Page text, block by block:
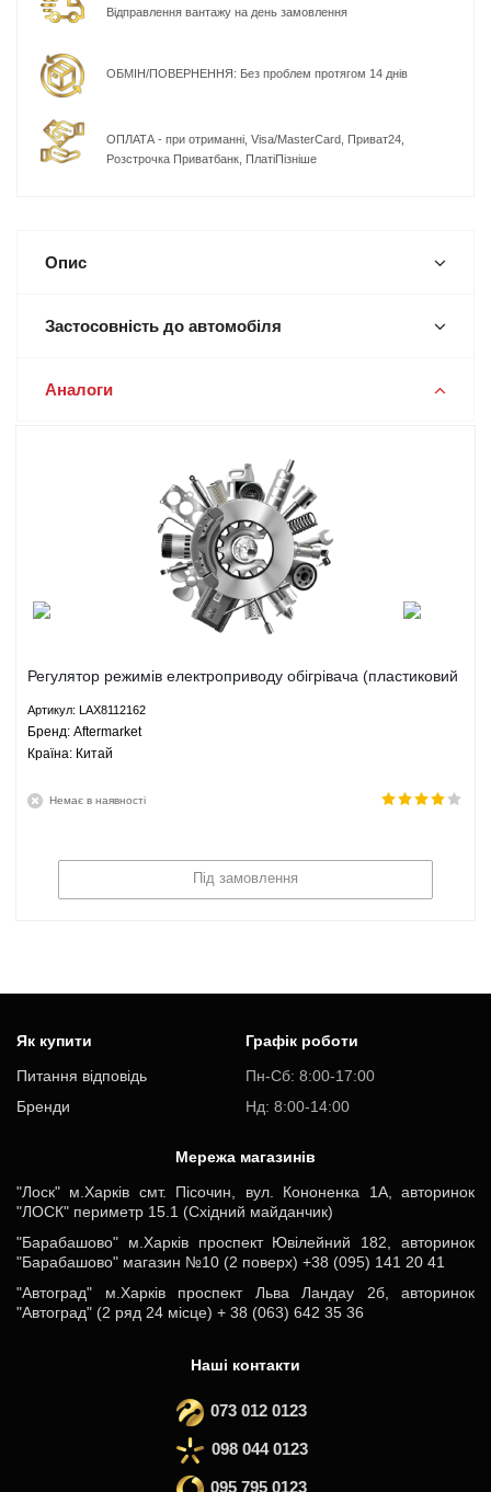
Відправлення вантажу на день замовлення
ОБМІН/ПОВЕРНЕННЯ: Без проблем протягом 14 днів
ОПЛАТА - при отриманні, Visa/MasterCard, Приват24,
Розстрочка Приватбанк, ПлатіПізніше
Опис
Застосовність до автомобіля
Аналоги
Регулятор режимів електроприводу обігрівача (пластиковий
Aftermarket
Артикул: LAX8112162
Брeнд: Aftermarket
Країна: Китай
Немає в наявності
Під замовлення
Як купити
Питання відповідь
Бренди
Графік роботи
Пн-Cб: 8:00-17:00
Нд: 8:00-14:00
Мережа магазинів
"Лоск" м.Харків смт. Пісочин, вул. Кононенка 1А, авторинок
"ЛОСК" периметр 15.1 (Східний майданчик)
"Барабашово" м.Харків проспект Ювілейний 182, авторинок
"Барабашово" магазин №10 (2 поверх) +38 (095) 141 20 41
"Автоград" м.Харків проспект Льва Ландау 2б, авторинок
"Автоград" (2 ряд 24 місце) + 38 (063) 642 35 36
Наші контакти
073 012 0123
098 044 0123
095 795 0123